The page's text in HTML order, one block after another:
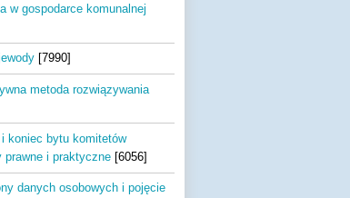
w gospodarce komunalnej
[7990]
metoda rozwiązywania
koniec bytu komitetów
i praktyczne [6056]
danych osobowych i pojęcie